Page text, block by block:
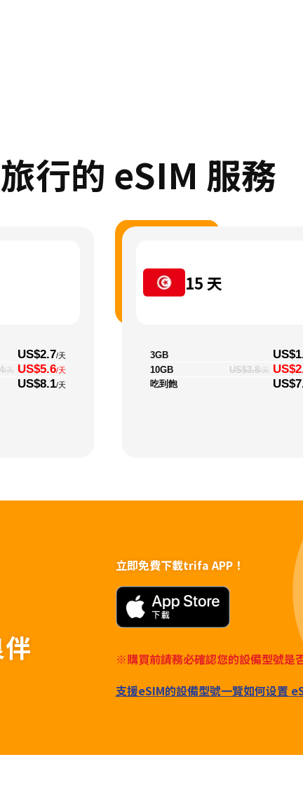
行的 eSIM 服務
US$2.7/天
/天 US$5.6/天
US$8.1/天
15 天
3GB
10GB US$3.8/天
吃到飽
立即免費下載trifa APP！
※購買前請務必確認您的設備型號是
支援eSIM的設備型號一覽如何设置